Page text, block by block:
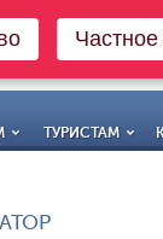
ТУРИСТАМ